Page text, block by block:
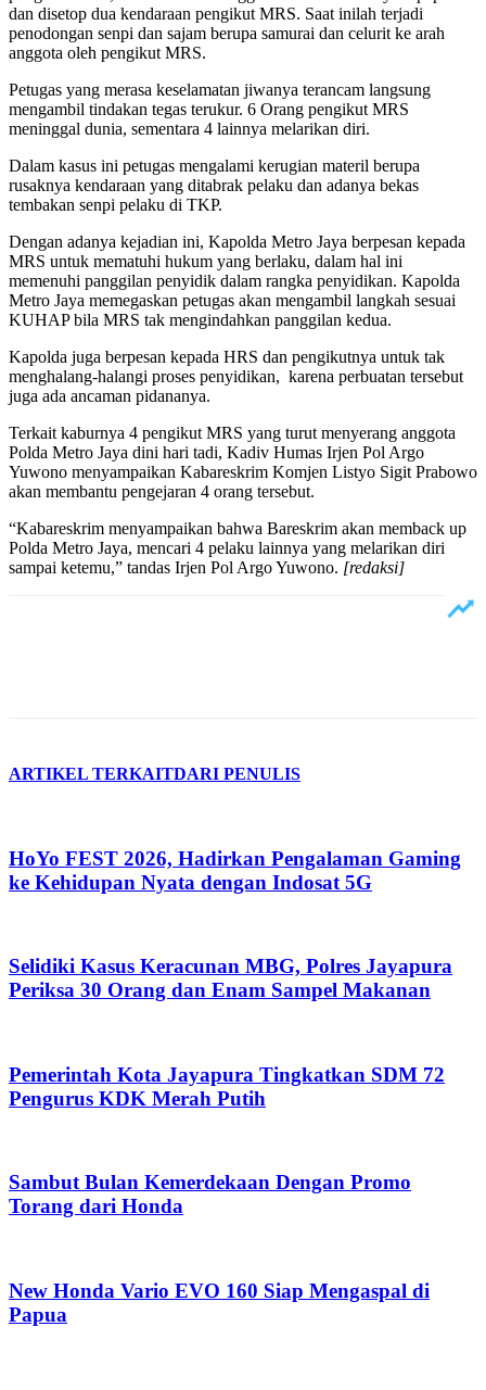
dan disetop dua kendaraan pengikut MRS. Saat inilah terjadi
penodongan senpi dan sajam berupa samurai dan celurit ke arah
anggota oleh pengikut MRS.
Petugas yang merasa keselamatan jiwanya terancam langsung
mengambil tindakan tegas terukur. 6 Orang pengikut MRS
meninggal dunia, sementara 4 lainnya melarikan diri.
Dalam kasus ini petugas mengalami kerugian materil berupa
rusaknya kendaraan yang ditabrak pelaku dan adanya bekas
tembakan senpi pelaku di TKP.
Dengan adanya kejadian ini, Kapolda Metro Jaya berpesan kepada
MRS untuk mematuhi hukum yang berlaku, dalam hal ini
memenuhi panggilan penyidik dalam rangka penyidikan. Kapolda
Metro Jaya memegaskan petugas akan mengambil langkah sesuai
KUHAP bila MRS tak mengindahkan panggilan kedua.
Kapolda juga berpesan kepada HRS dan pengikutnya untuk tak
menghalang-halangi proses penyidikan, karena perbuatan tersebut
juga ada ancaman pidananya.
Terkait kaburnya 4 pengikut MRS yang turut menyerang anggota
Polda Metro Jaya dini hari tadi, Kadiv Humas Irjen Pol Argo
Yuwono menyampaikan Kabareskrim Komjen Listyo Sigit Prabowo
akan membantu pengejaran 4 orang tersebut.
“Kabareskrim menyampaikan bahwa Bareskrim akan memback up
Polda Metro Jaya, mencari 4 pelaku lainnya yang melarikan diri
sampai ketemu,” tandas Irjen Pol Argo Yuwono. [redaksi]
ARTIKEL TERKAITDARI PENULIS
HoYo FEST 2026, Hadirkan Pengalaman Gaming
ke Kehidupan Nyata dengan Indosat 5G
Selidiki Kasus Keracunan MBG, Polres Jayapura
Periksa 30 Orang dan Enam Sampel Makanan
Pemerintah Kota Jayapura Tingkatkan SDM 72
Pengurus KDK Merah Putih
Sambut Bulan Kemerdekaan Dengan Promo
Torang dari Honda
New Honda Vario EVO 160 Siap Mengaspal di
Papua